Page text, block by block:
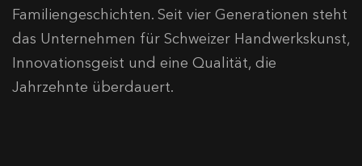
Familiengeschichten. Seit vier Generationen steht
das Unternehmen für Schweizer Handwerkskunst,
Innovationsgeist und eine Qualität, die
Jahrzehnte überdauert.